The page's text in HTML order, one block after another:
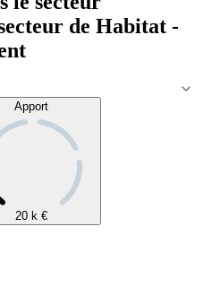
de Habitat -
Apport
20 k €